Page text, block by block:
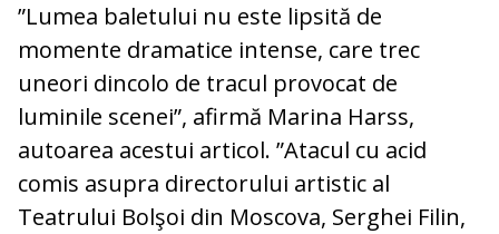
”Lumea baletului nu este lipsită de
momente dramatice intense, care trec
uneori dincolo de tracul provocat de
luminile scenei”, afirmă Marina Harss,
autoarea acestui articol. ”Atacul cu acid
comis asupra directorului artistic al
Teatrului Bolşoi din Moscova, Serghei Filin,